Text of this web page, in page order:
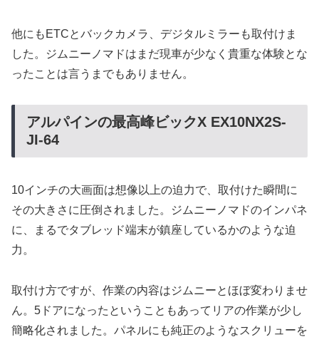
他にもETCとバックカメラ、デジタルミラーも取付けま
した。ジムニーノマドはまだ現車が少なく貴重な体験とな
ったことは言うまでもありません。
アルパインの最高峰ビックX EX10NX2S-
JI-64
10インチの大画面は想像以上の迫力で、取付けた瞬間に
その大きさに圧倒されました。ジムニーノマドのインパネ
に、まるでタブレッド端末が鎮座しているかのような迫
力。
取付け方ですが、作業の内容はジムニーとほぼ変わりませ
ん。5ドアになったということもあってリアの作業が少し
簡略化されました。パネルにも純正のようなスクリューを